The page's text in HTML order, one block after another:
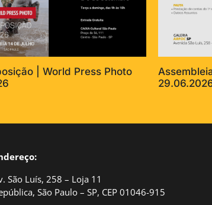
| World Press Photo
São Luís, 258 – Loja 11
São Paulo – SP, CEP 01046-915